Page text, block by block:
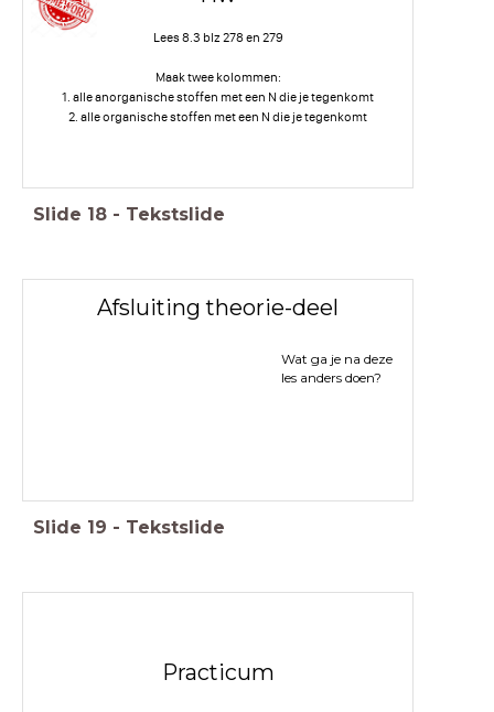
Lees 8.3 blz 278 en 279
Maak twee kolommen:
1. alle anorganische stoffen met een N die je tegenkomt
2. alle organische stoffen met een N die je tegenkomt
Slide 18 - Tekstslide
Afsluiting theorie-deel
Wat ga je na deze
les anders doen?
Slide 19 - Tekstslide
Practicum